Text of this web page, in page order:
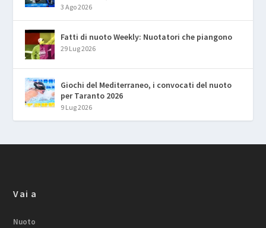
3 Ago 2026
Fatti di nuoto Weekly: Nuotatori che piangono
29 Lug 2026
Giochi del Mediterraneo, i convocati del nuoto
per Taranto 2026
9 Lug 2026
Vai a
Nuoto